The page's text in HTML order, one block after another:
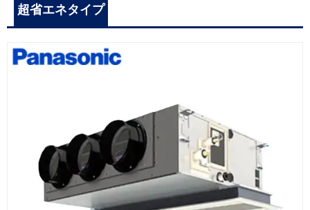
超省エネタイプ